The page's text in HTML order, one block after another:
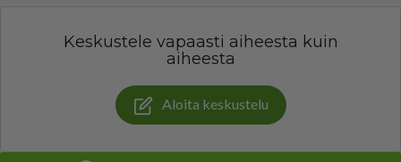
Keskustele vapaasti aiheesta kuin
aiheesta
Aloita keskustelu